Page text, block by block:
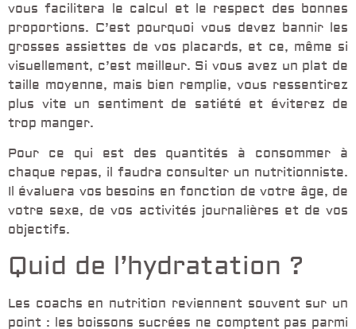
vous facilitera le calcul et le respect des bonnes
proportions. C’est pourquoi vous devez bannir les
grosses assiettes de vos placards, et ce, même si
visuellement, c’est meilleur. Si vous avez un plat de
taille moyenne, mais bien remplie, vous ressentirez
plus vite un sentiment de satiété et éviterez de
trop manger.
Pour ce qui est des quantités à consommer à
chaque repas, il faudra consulter un nutritionniste.
Il évaluera vos besoins en fonction de votre âge, de
votre sexe, de vos activités journalières et de vos
objectifs.
Quid de l’hydratation ?
Les coachs en nutrition reviennent souvent sur un
point : les boissons sucrées ne comptent pas parmi